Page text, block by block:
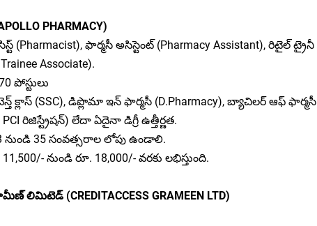
PHARMACY)
(Pharmacist), ఫార్మసీ అసిస్టెంట్ (Pharmacy Assistant), రిటైల్ ట్రైనీ
Associate).
పోస్టులు
క్లాస్ (SSC), డిప్లొమా ఇన్ ఫార్మసీ (D.Pharmacy), బ్యాచిలర్ ఆఫ్ ఫార్మసీ
PCI రిజిస్ట్రేషన్) లేదా ఏదైనా డిగ్రీ ఉత్తీర్ణత.
35 సంవత్సరాల లోపు ఉండాలి.
నుండి రూ. 18,000/- వరకు లభిస్తుంది.
లిమిటెడ్ (CREDITACCESS GRAMEEN LTD)